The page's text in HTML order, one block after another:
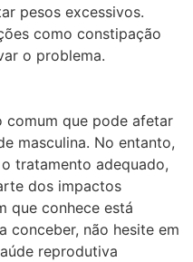
pesos excessivos.
como constipação
o problema.
comum que pode afetar
masculina. No entanto,
tratamento adequado,
dos impactos
que conhece está
conceber, não hesite em
reprodutiva